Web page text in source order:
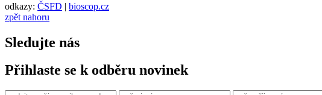
odkazy: ČSFD | bioscop.cz
zpět nahoru
Sledujte nás
Přihlaste se k odběru novinek